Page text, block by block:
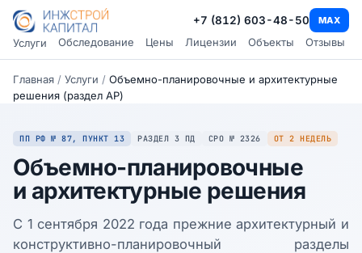
Услуги Обследование Цены Лицензии Объекты Отзывы
+7 (812) 603-48-50 MAX
Главная / Услуги / Объемно-планировочные и архитектурные
решения (раздел АР)
ПП РФ № 87, ПУНКТ 13 РАЗДЕЛ 3 ПД СРО № 2326 ОТ 2 НЕДЕЛЬ
Объемно-планировочные
и архитектурные решения
С 1 сентября 2022 года прежние архитектурный и
конструктивно-планировочный разделы